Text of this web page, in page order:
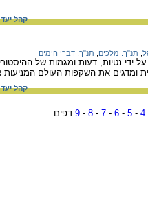
קהל
תנ"ך. מלכים תנ"ך. דברי הימים
ידי נטיות, דעות ומגמות של
ומדגים את השקפות העולם המניעות
קהל
4
-
5
-
6
-
7
-
8
-
9 דפים